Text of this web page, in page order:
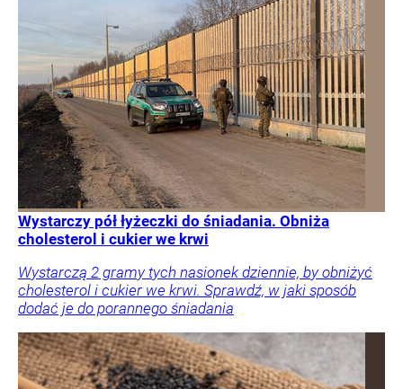
Wystarczy pół łyżeczki do śniadania. Obniża
cholesterol i cukier we krwi
Wystarczą 2 gramy tych nasionek dziennie, by obniżyć
cholesterol i cukier we krwi. Sprawdź, w jaki sposób
dodać je do porannego śniadania